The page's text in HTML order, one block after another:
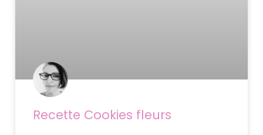
Recette Cookies fleurs